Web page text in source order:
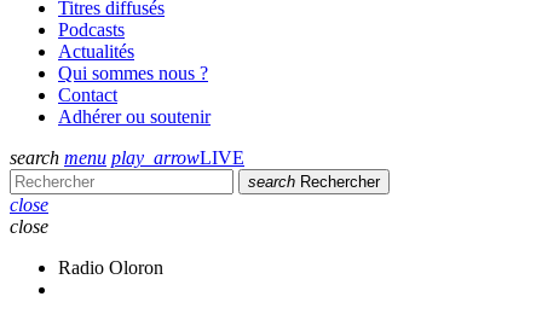
Titres diffusés
Podcasts
Actualités
Qui sommes nous ?
Contact
Adhérer ou soutenir
search menu play_arrowLIVE
search Rechercher
close
close
Radio Oloron